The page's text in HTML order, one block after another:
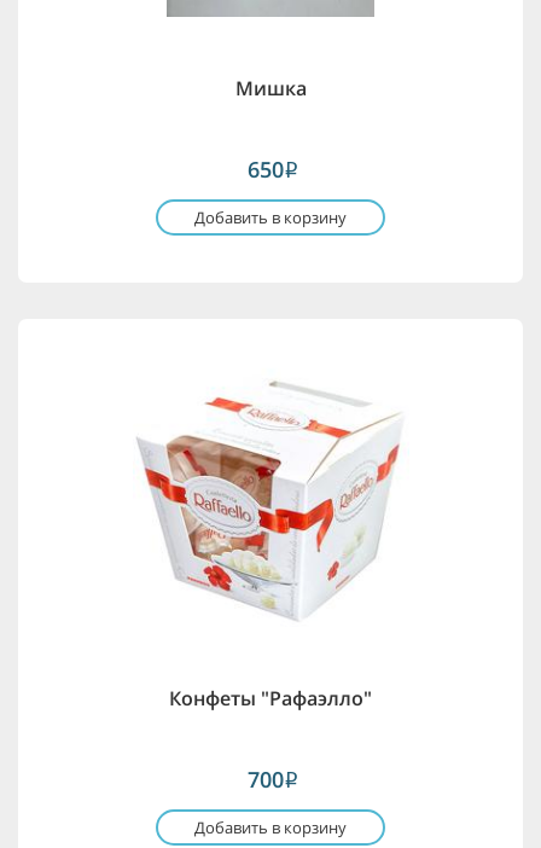
Мишка
650i
Добавить в корзину
Конфеты "Рафаэлло"
700i
Добавить в корзину